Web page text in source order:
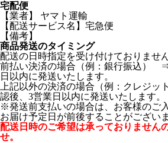
宅配便
【業者】 ヤマト運輸
【配送サービス名】宅急便
【備考】
商品発送のタイミング
配送の日時指定を受け付けておりません
前払い決済の場合（例：銀行振込）
日以内に発送いたします。
上記以外の決済の場合（例：クレジ
認後、3営業日以内に発送いたします。
※発送前支払いの場合は、お客様のご
お届け予定日が前後することがございま
配送日時のご希望は承っておりません
せ。